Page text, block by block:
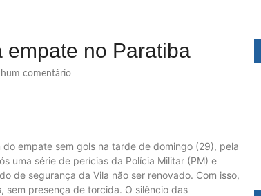
empate no Paratiba
comentário
empate sem gols na tarde de domingo (29), pela
uma série de perícias da Polícia Militar (PM) e
de segurança da Vila não ser renovado. Com isso,
presença de torcida. O silêncio das